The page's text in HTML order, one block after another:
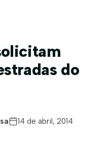
do
14 de abril, 2014